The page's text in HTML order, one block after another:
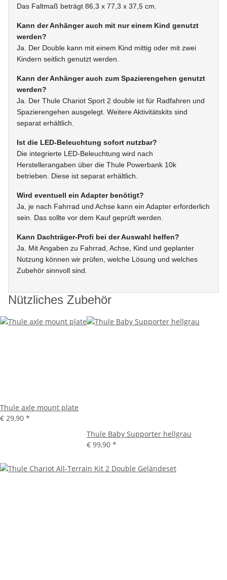
Das Faltmaß beträgt 86,3 x 77,3 x 37,5 cm.
Kann der Anhänger auch mit nur einem Kind genutzt
werden?
Ja. Der Double kann mit einem Kind mittig oder mit zwei
Kindern seitlich genutzt werden.
Kann der Anhänger auch zum Spazierengehen genutzt
werden?
Ja. Der Thule Chariot Sport 2 double ist für Radfahren und
Spazierengehen ausgelegt. Weitere Aktivitätskits sind
separat erhältlich.
Ist die LED-Beleuchtung sofort nutzbar?
Die integrierte LED-Beleuchtung wird nach
Herstellerangaben über die Thule Powerbank 10k
betrieben. Diese ist separat erhältlich.
Wird eventuell ein Adapter benötigt?
Ja, je nach Fahrrad und Achse kann ein Adapter erforderlich
sein. Das sollte vor dem Kauf geprüft werden.
Kann Dachträger-Profi bei der Auswahl helfen?
Ja. Mit Angaben zu Fahrrad, Achse, Kind und geplanter
Nutzung können wir prüfen, welche Lösung und welches
Zubehör sinnvoll sind.
Nützliches Zubehör
Thule axle mount plate
€ 29,90 *
Thule Baby Supporter hellgrau
€ 99,90 *